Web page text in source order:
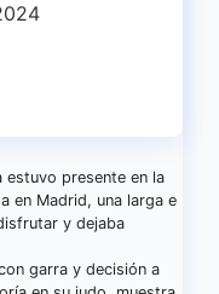
estuvo presente en la
en Madrid, una larga e
y dejaba
garra y decisión a